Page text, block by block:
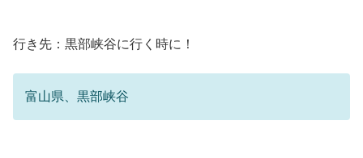
行き先：黒部峡谷に行く時に！
富山県、黒部峡谷